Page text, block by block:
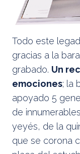
Todo este
gracias a la
grabado. Un
emociones; la
apoyado 5
de
yeyés, de la
que se corona